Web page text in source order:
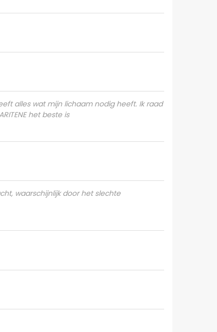
alles wat mijn lichaam nodig heeft. Ik raad
het beste is
waarschijnlijk door het slechte